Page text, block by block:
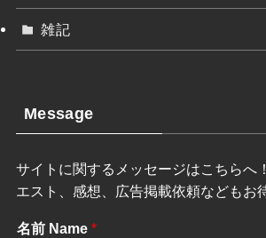
雑記
Message
サイトに関するメッセージはこちらへ
エスト、感想、広告掲載依頼などもお
名前 Name *